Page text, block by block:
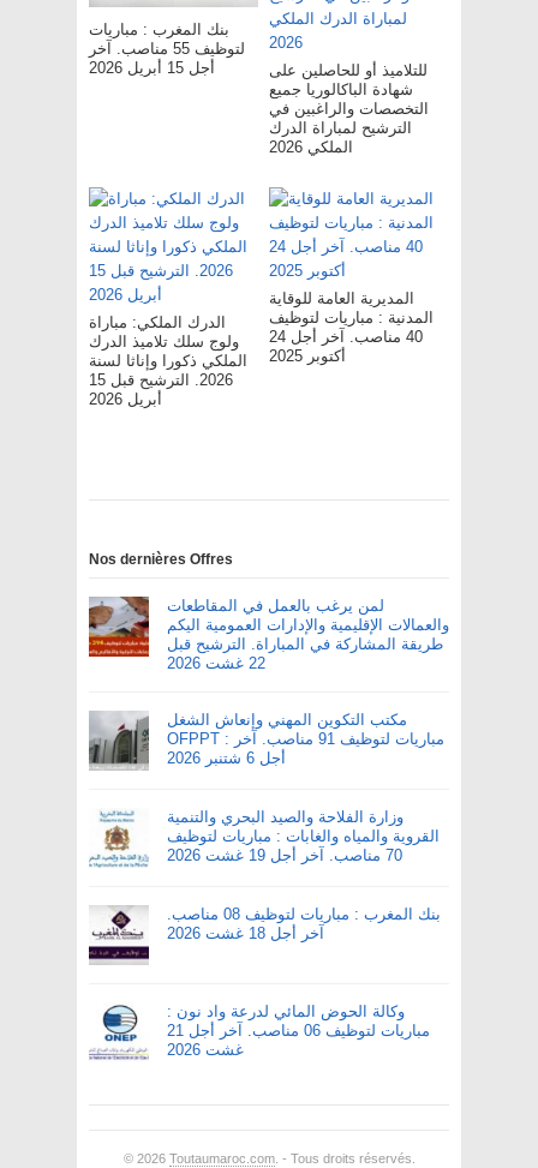
بنك المغرب : مباريات
لتوظيف 55 مناصب. آخر
أجل 15 أبريل 2026
للتلاميذ أو للحاصلين على
شهادة الباكالوريا جميع
التخصصات والراغبين في
الترشيح لمباراة الدرك
الملكي 2026
الدرك الملكي: مباراة
ولوج سلك تلاميذ الدرك
الملكي ذكورا وإناثا لسنة
2026. الترشيح قبل 15
أبريل 2026
المديرية العامة للوقاية
المدنية : مباريات لتوظيف
40 مناصب. آخر أجل 24
أكتوبر 2025
Nos dernières Offres
لمن يرغب بالعمل في المقاطعات
والعمالات الإقليمية والإدارات العمومية اليكم
طريقة المشاركة في المباراة. الترشيح قبل
22 غشت 2026
مكتب التكوين المهني وإنعاش الشغل
OFPPT : مباريات لتوظيف 91 مناصب. آخر
أجل 6 شتنبر 2026
وزارة الفلاحة والصيد البحري والتنمية
القروية والمياه والغابات : مباريات لتوظيف
70 مناصب. آخر أجل 19 غشت 2026
بنك المغرب : مباريات لتوظيف 08 مناصب.
آخر أجل 18 غشت 2026
وكالة الحوض المائي لدرعة واد نون :
مباريات لتوظيف 06 مناصب. آخر أجل 21
غشت 2026
© 2026 Toutaumaroc.com. - Tous droits réservés.